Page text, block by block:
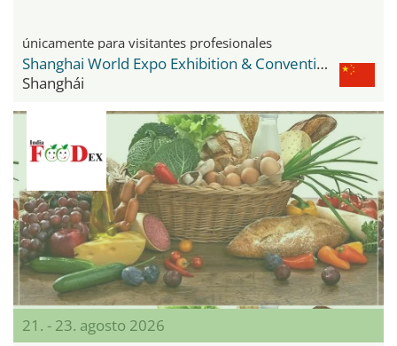
únicamente para visitantes profesionales
Shanghai World Expo Exhibition & Convention Center
Shanghái
21. - 23. agosto 2026